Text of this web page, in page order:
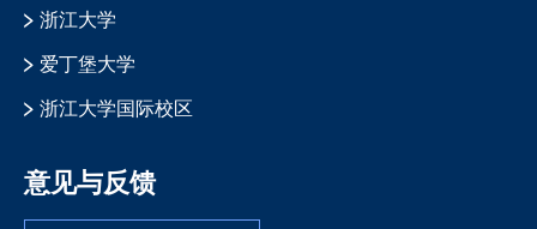
浙江大学
爱丁堡大学
浙江大学国际校区
意见与反馈